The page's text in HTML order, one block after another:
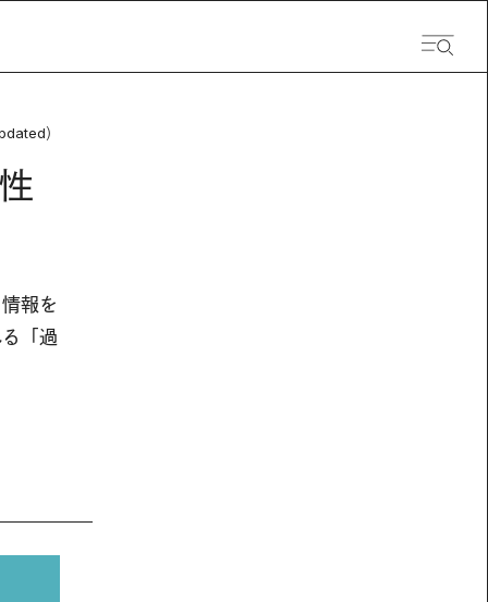
）
報を
「過